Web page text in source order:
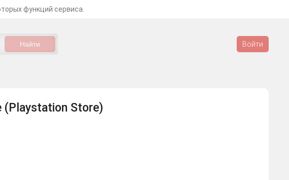
функций сервиса.
Войти
(Playstation Store)